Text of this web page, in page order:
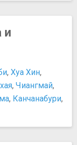
и
, Хуа Хин,
, Чиангмай,
, Канчанабури,